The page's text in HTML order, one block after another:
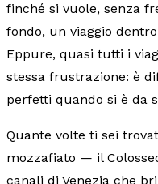
finché si vuole, senza
fondo, un viaggio
Eppure, quasi tutti i
stessa frustrazione: è
perfetti quando si è da
Quante volte ti sei
mozzafiato — il
canali di Venezia che